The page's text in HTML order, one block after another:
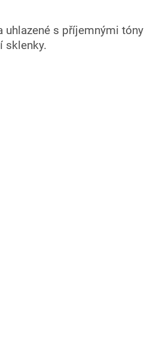
uhlazené s příjemnými tóny
sklenky.